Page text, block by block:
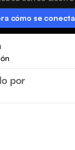
cómo se conecta
por